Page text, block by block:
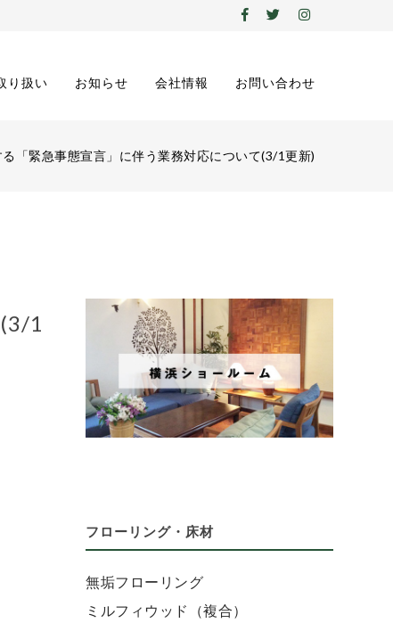
り扱い お知らせ 会社情報 お問い合わせ
「緊急事態宣言」に伴う業務対応について(3/1更新)
1
フローリング・床材
無垢フローリング
ミルフィウッド（複合）